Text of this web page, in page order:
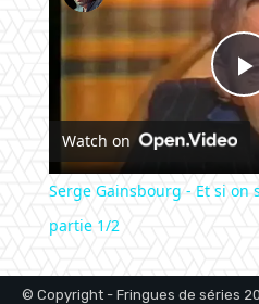
Watch on
Serge Gainsbourg - Et si on
partie 1/2
© Copyright - Fringues de séries